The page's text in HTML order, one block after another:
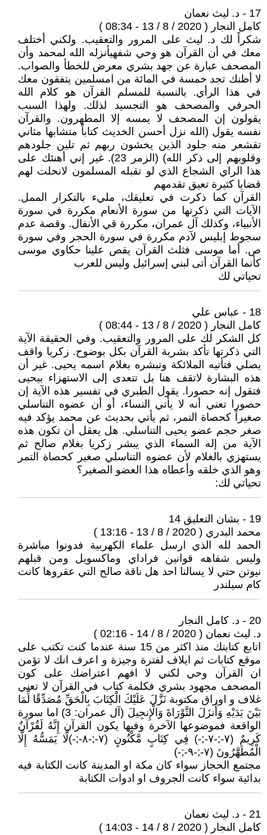
17 - د. ليث نعمان
كامل النجار ( 2020 / 8 / 13 - 08:34 )
شكراً لك د. ليث على المرور والتعقيب. ولكني أختلف
معك في أن القرآن هو وحي شفهيأنزله الله لمحمد وأن
المصحف عبارة عن جهد بشري معرض للخطأ والصواب.
لا أظنك تجد خمسة في المائة من امسلمين يتفقون معك
في هذا الرأي. بالنسبة للمسلم القرآن هو كلام الله
الحرفي والمصحف هو التجسيد لذلك. ولهذا السبب
يقولون إن المصحف لا يمسه إلا المطهرون. والقرآن
نفسه يقول (الله نزل أحسن الخديث كتاباً متشابها مثاني
تقشعر منه جلود الذين يخشون ربهم ثم تلين جلودهم
وقلوبهم إلى ذكر الله) (الزمر 23). غير إني أهنئك على
هذا الراي الشجاع الذي لو تقبله المسلمون لانحلت لهم
قضايا كثيرة تعيق تقدمهم
القرآن كما ذكرت في تعليقك، مليء بالتكرار الممل.
الآيات التي ذكرتها من سورة الأنعام مكررة في سورة
الأنبياء، وكذلك آل عمران، مكررة قي الأنفال. وقصة عدم
سجوط إبليس لآدم مكررة في سورة الحجر وفي سورة
ص. أما موسى فثلث القرآن يقص علينا حكاوي موسى
كأنما القرآن أتى لبني إسرائيل وليس للعرب
تحياتي لك
18 - عباس علي
كامل النجار ( 2020 / 8 / 13 - 08:44 )
كل الشكر لك على المرور والتعقيب. وفي الحقيقة الآية
التي ذكرتها تأكد بشرية القرآن بكل بوضوح. زكريا واقف
يصلي فتأتيه الملائكة وتبشره بغلام اسمه يحيى. غير أن
هذه البشارة لاتقف هنا بل تتعدى إلى الاستهزاء بيحيى
فتقول إنه حصورا. يقول الطبري في تفسير هذه الآية إن
حصورا تعني أنه لا يأتي النساء، أو أن عضوه التناسلي
صغيراً كحصاة التمر، ثم يأتي بحديث عن محمد يؤكد فيه
صغر حجم عضو يحيى التناسلي. هل يعقل أن تكون هذه
الآية من إله السماء الذي يبشر زكريا بغلام صالح ثم
يستهزي بالغلام لأن عضوه التناسلي صغير كحصاة التمر
وهو الذي خلقه وأعطاه هذا العضو الصغير؟
تحياتي لك:
19 - بشان التعليق 14
محمد البدري ( 2020 / 8 / 13 - 13:16 )
الحمد لله الذي ارسل علماء الكهربية فدونوا مباشرة
وليس شفاهه قوانين فراداي وماكسويل ومن قبلهم
نيوتن حتي لا يسالنا احد هل ناقة صالح التي عقروها كانت
كام سيلندر
20 - د. كامل النجار
د. ليث نعمان ( 2020 / 8 / 14 - 02:16 )
اتابع كتابتك منذ اكثر من 15 سنة عندما كنت تكتب على
موقع كتابات ثم ايلاف لفترة وجيزة و اعرف انك لا تؤمن
ان القرآن وحي لكني لا افهم اعتراضك على كون
المصحف مجهود بشري فكلمة كتاب في القرآن لا تعني
غلاف و اوراق مكتوبة نَزَّلَ عَلَيْكَ الْكِتَابَ بِالْحَقِّ مُصَدِّقًا لِّمَا
بَيْنَ يَدَيْهِ وَأَنزَلَ التَّوْرَاةَ وَالْإِنجِيلَ (آل عمران: 3) اما سورة
الواقعة فموضوعها الآخرة وفيها يكون القرآن إِنَّهُ لَقُرْآنٌ
كَرِيمٌ (٧-;-٧-;-) فِي كِتَابٍ مَّكْنُونٍ (٧-;-٨-;-)لَّا يَمَسُّهُ إِلَّا
الْمُطَهَّرُونَ (٧-;-٩-;-)
مجتمع الحجاز سواء كان مكة او المدينة كانت الكتابة فيه
بدائية سواء كانت الجروف او ادوات الكتابة
21 - د. ليث نعمان
كامل النجار ( 2020 / 8 / 14 - 14:03 )